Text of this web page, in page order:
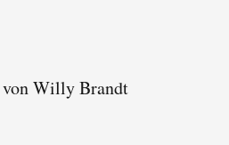
Willy Brandt